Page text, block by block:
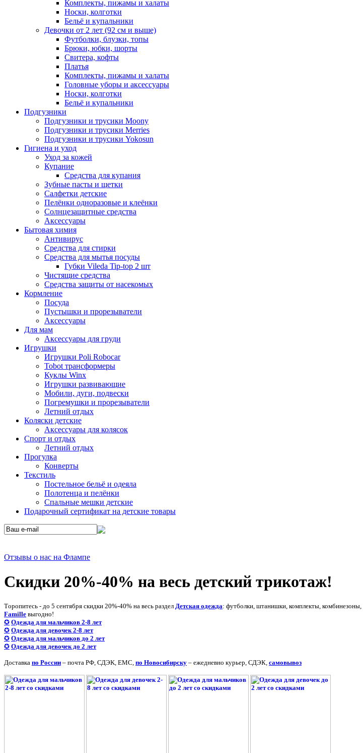
Комплекты, пижамы и халаты
Носки, колготки
Бельё и купальники
Девочки от 2 лет (92 см и выше)
Футболки, блузки, топы
Брюки, юбки, шорты
Свитера, кофты
Платья
Комплекты, пижамы и халаты
Головные уборы и аксессуары
Носки, колготки
Бельё и купальники
Подгузники
Подгузники и трусики Moony
Подгузники и трусики Merries
Подгузники и трусики Yokosun
Гигиена и уход
Уход за кожей
Купание
Средства для купания
Зубные пасты и щетки
Салфетки детские
Пелёнки одноразовые и клеёнки
Солнцезащитные средства
Аксессуары
Бытовая химия
Антивирус
Средства для стирки
Средства для мытья посуды
Губки Vileda Tip-top 2 шт
Чистящие средства
Средства защиты от насекомых
Кормление
Посуда
Пустышки и прорезыватели
Аксессуары
Для мам
Аксессуары для груди
Игрушки
Игрушки Poli Robocar
Tobot трансформеры
Куклы Winx
Игрушки развивающие
Мобили, дуги, подвески
Погремушки и прорезыватели
Летний отдых
Коляски детские
Аксессуары для колясок
Спорт и отдых
Летний отдых
Прогулка
Конверты
Текстиль
Постельное бельё и одеяла
Полотенца и пелёнки
Спальные мешки детские
Подарочный сертификат на детские товары
Отзывы о нас на Флампе
Cкидки 20%-40% на вeсь детский трикотаж!
Тopопитесь - до 5 сентября скидки 20%-40% на вeсь раздел Детская одежда: футболки, штанишки, комплекты,
Famille выгoдно!
✪ Одежда для мальчиков 2-8 лет
✪ Одежда для девочек 2-8 лет
✪ Одежда для мальчиков до 2 лет
✪ Одежда для девочек до 2 лет
Дocтавка по России – пoчта РФ, СДЭK, ЕМС, по Новосибирску – ежeдневно куpьер, СДЭК, самовывоз